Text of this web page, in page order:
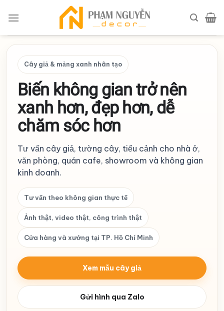
Cây giả & mảng xanh nhân tạo
Biến không gian trở nên
xanh hơn, đẹp hơn, dễ
chăm sóc hơn
Tư vấn cây giả, tường cây, tiểu cảnh cho nhà ở,
văn phòng, quán cafe, showroom và không gian
kinh doanh.
Tư vấn theo không gian thực tế
Ảnh thật, video thật, công trình thật
Cửa hàng và xưởng tại TP. Hồ Chí Minh
Xem mẫu cây giả
Gửi hình qua Zalo